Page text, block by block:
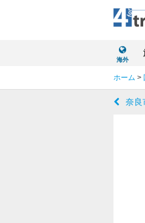
海外
ホーム >
奈良